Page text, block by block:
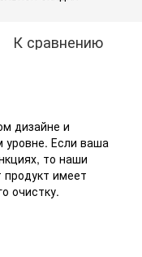
К сравнению
дизайне и
Если ваша
то наши
имеет
очистку.